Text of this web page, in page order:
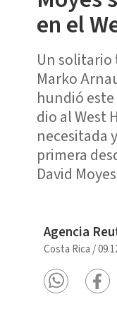
en el
Un
Marko
hundió este
dio al West
necesitada
primera
David
Agencia
Costa Rica /